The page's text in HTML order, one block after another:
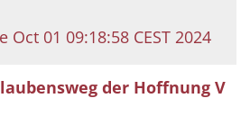
Oct 01 09:18:58 CEST 2024
der Hoffnung V